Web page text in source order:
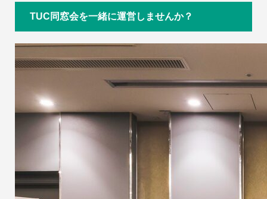
TUC同窓会を一緒に運営しませんか？